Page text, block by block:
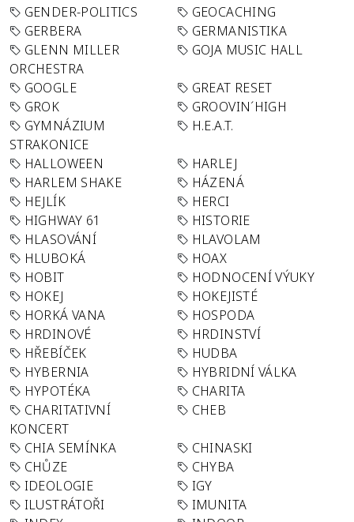
GENDER-POLITICS
GEOCACHING
GERBERA
GERMANISTIKA
GLENN MILLER
ORCHESTRA
GOJA MUSIC HALL
GOOGLE
GREAT RESET
GROK
GROOVIN´HIGH
GYMNÁZIUM
STRAKONICE
H.E.A.T.
HALLOWEEN
HARLEJ
HARLEM SHAKE
HÁZENÁ
HEJLÍK
HERCI
HIGHWAY 61
HISTORIE
HLASOVÁNÍ
HLAVOLAM
HLUBOKÁ
HOAX
HOBIT
HODNOCENÍ VÝUKY
HOKEJ
HOKEJISTÉ
HORKÁ VANA
HOSPODA
HRDINOVÉ
HRDINSTVÍ
HŘEBÍČEK
HUDBA
HYBERNIA
HYBRIDNÍ VÁLKA
HYPOTÉKA
CHARITA
CHARITATIVNÍ
KONCERT
CHEB
CHIA SEMÍNKA
CHINASKI
CHŮZE
CHYBA
IDEOLOGIE
IGY
ILUSTRÁTOŘI
IMUNITA